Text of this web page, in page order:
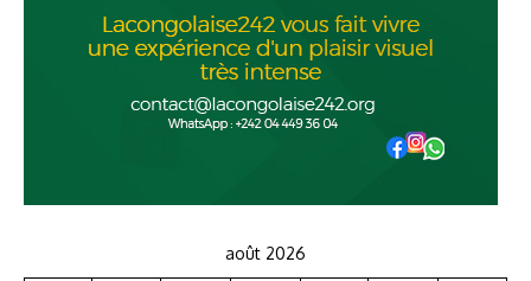
août 2026